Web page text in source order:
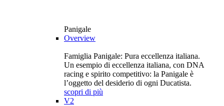
Panigale
Overview
Famiglia Panigale: Pura eccellenza italiana.
Un esempio di eccellenza italiana, con DNA
racing e spirito competitivo: la Panigale è
l’oggetto del desiderio di ogni Ducatista.
scopri di più
V2